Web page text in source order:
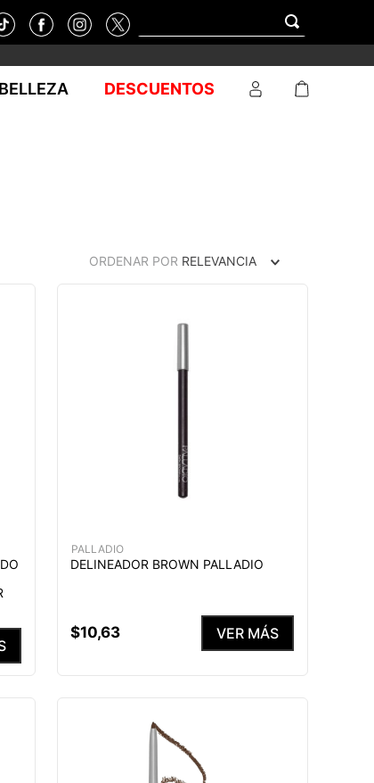
BELLEZA DESCUENTOS
ORDENAR POR RELEVANCIA
PALLADIO
DELINEADOR BROWN PALLADIO
$10,63 VER MÁS